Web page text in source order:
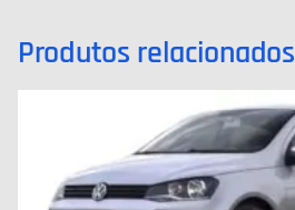
Produtos relacionados